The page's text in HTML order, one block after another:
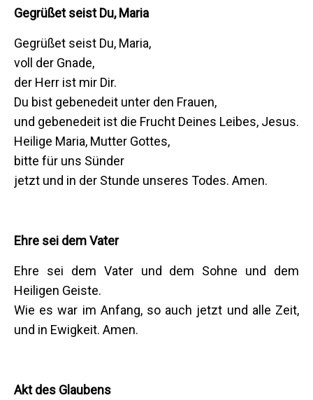
Gegrüßet seist Du, Maria
Gegrüßet seist Du, Maria,
voll der Gnade,
der Herr ist mir Dir.
Du bist gebenedeit unter den Frauen,
und gebenedeit ist die Frucht Deines Leibes, Jesus.
Heilige Maria, Mutter Gottes,
bitte für uns Sünder
jetzt und in der Stunde unseres Todes. Amen.
Ehre sei dem Vater
Ehre sei dem Vater und dem Sohne und dem
Heiligen Geiste.
Wie es war im Anfang, so auch jetzt und alle Zeit,
und in Ewigkeit. Amen.
Akt des Glaubens